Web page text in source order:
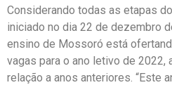
Considerando todas as etapas
iniciado no dia 22 de dezembro
ensino de Mossoró está
vagas para o ano letivo de 2022,
relação a anos anteriores. “Este